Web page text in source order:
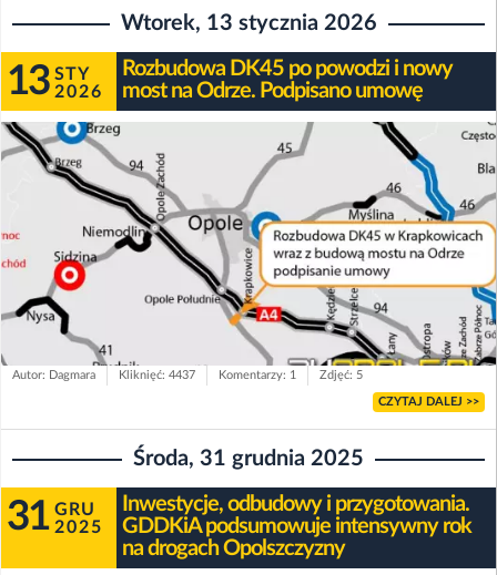
Wtorek, 13 stycznia 2026
13 STY
2026
Rozbudowa DK45 po powodzi i nowy
most na Odrze. Podpisano umowę
Autor: Dagmara Kliknięć: 4437 Komentarzy: 1 Zdjęć: 5
CZYTAJ DALEJ >>
Środa, 31 grudnia 2025
31 GRU
2025
Inwestycje, odbudowy i przygotowania.
GDDKiA podsumowuje intensywny rok
na drogach Opolszczyzny